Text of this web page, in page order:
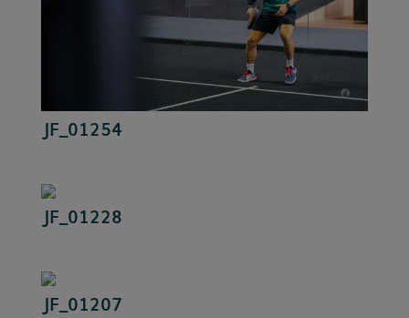
JF_01254
JF_01228
JF_01207